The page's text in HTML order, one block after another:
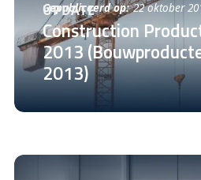
Gepubliceerd op: 22 oktober
UPDATE
Construction
2013
2013)